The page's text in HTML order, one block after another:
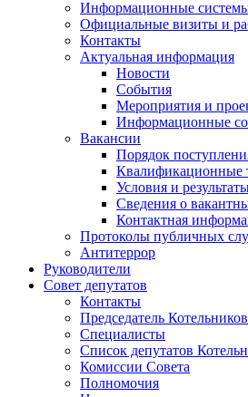
Информационные
Официальные визиты и
Контакты
Актуальная информация
Новости
События
Мероприятия и
Информационные
Вакансии
Порядок
Квалификационные
Условия и
Сведения о
Контактная
Протоколы публичных
Антитеррор
Руководители
Совет депутатов
Контакты
Председатель
Специалисты
Список депутатов
Комиссии Совета
Полномочия